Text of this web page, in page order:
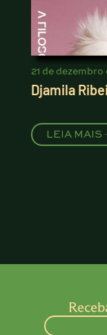
21 de dezembro
Djamila
LEIA MAIS